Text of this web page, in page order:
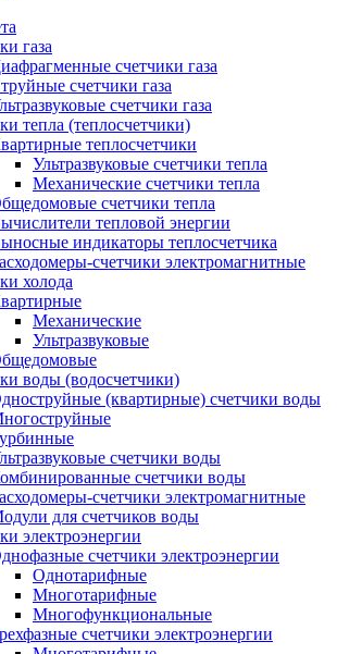
газа
счетчики газа
счетчики газа
счетчики газа
тепла (теплосчетчики)
теплосчетчики
Ультразвуковые счетчики тепла
Механические счетчики тепла
счетчики тепла
тепловой энергии
индикаторы теплосчетчика
счетчики электромагнитные
холода
Механические
Ультразвуковые
воды (водосчетчики)
(квартирные) счетчики воды
счетчики воды
счетчики воды
счетчики электромагнитные
для счетчиков воды
электроэнергии
счетчики электроэнергии
Однотарифные
Многотарифные
Многофункциональные
счетчики электроэнергии